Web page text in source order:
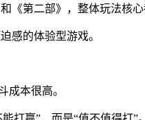
《第二部》，整体玩法核
感的体验型游戏。
成本很高。